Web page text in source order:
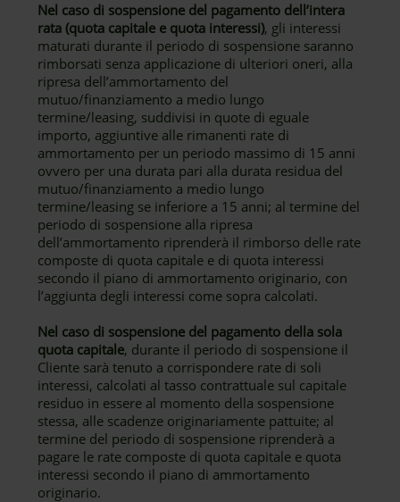
Nel caso di sospensione del pagamento dell’intera
rata (quota capitale e quota interessi), gli interessi
maturati durante il periodo di sospensione saranno
rimborsati senza applicazione di ulteriori oneri, alla
ripresa dell’ammortamento del
mutuo/finanziamento a medio lungo
termine/leasing, suddivisi in quote di eguale
importo, aggiuntive alle rimanenti rate di
ammortamento per un periodo massimo di 15 anni
ovvero per una durata pari alla durata residua del
mutuo/finanziamento a medio lungo
termine/leasing se inferiore a 15 anni; al termine del
periodo di sospensione alla ripresa
dell’ammortamento riprenderà il rimborso delle rate
composte di quota capitale e di quota interessi
secondo il piano di ammortamento originario, con
l’aggiunta degli interessi come sopra calcolati.
Nel caso di sospensione del pagamento della sola
quota capitale, durante il periodo di sospensione il
Cliente sarà tenuto a corrispondere rate di soli
interessi, calcolati al tasso contrattuale sul capitale
residuo in essere al momento della sospensione
stessa, alle scadenze originariamente pattuite; al
termine del periodo di sospensione riprenderà a
pagare le rate composte di quota capitale e quota
interessi secondo il piano di ammortamento
originario.